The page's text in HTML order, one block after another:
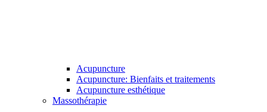
Acupuncture
Acupuncture: Bienfaits et traitements
Acupuncture esthétique
Massothérapie